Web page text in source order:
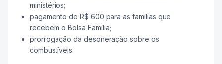
ministérios;
pagamento de R$ 600 para as famílias que
recebem o Bolsa Família;
prorrogação da desoneração sobre os
combustíveis.